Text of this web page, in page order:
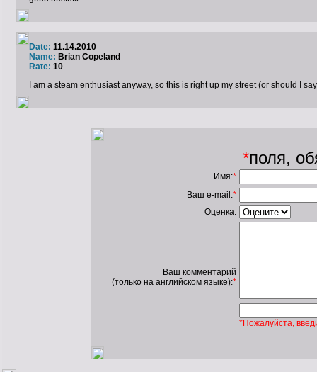
Date: 11.14.2010
Name: Brian Copeland
Rate: 10
I am a steam enthusiast anyway, so this is right up my street (or should I
*поля,
Имя:*
Ваш e-mail:*
Оценка:
Ваш комментарий
(только на английском языке):*
*Пожалуйста,